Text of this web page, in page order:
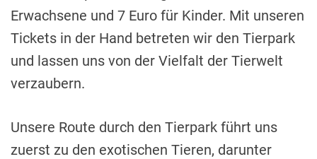
Erwachsene und 7 Euro für Kinder. Mit unseren
Tickets in der Hand betreten wir den Tierpark
und lassen uns von der Vielfalt der Tierwelt
verzaubern.
Unsere Route durch den Tierpark führt uns
zuerst zu den exotischen Tieren, darunter